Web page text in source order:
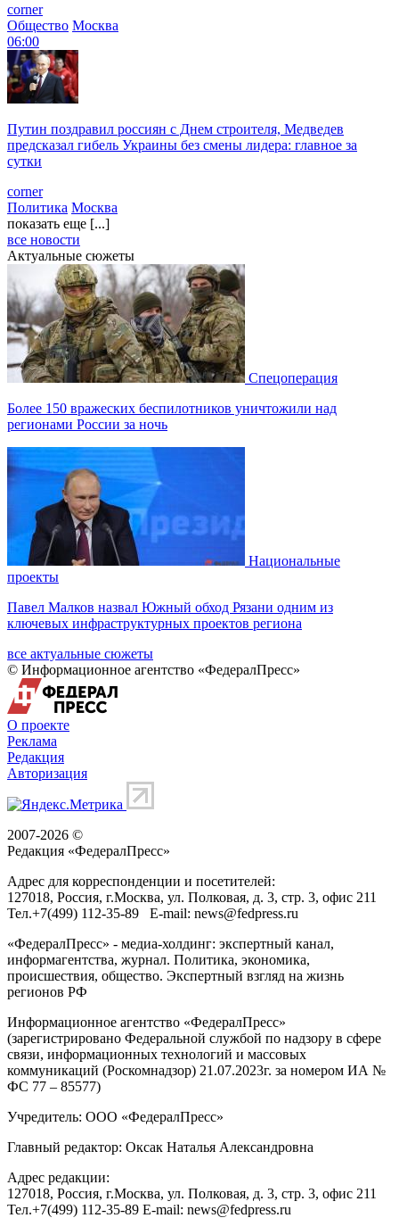
corner
Общество Москва
06:00
Путин поздравил россиян с Днем строителя, Медведев
предсказал гибель Украины без смены лидера: главное за
сутки
corner
Политика Москва
показать еще [...]
все новости
Актуальные сюжеты
Спецоперация
Более 150 вражеских беспилотников уничтожили над
регионами России за ночь
Национальные
проекты
Павел Малков назвал Южный обход Рязани одним из
ключевых инфраструктурных проектов региона
все актуальные сюжеты
© Информационное агентство «ФедералПресс»
О проекте
Реклама
Редакция
Авторизация
2007-2026 ©
Редакция «ФедералПресс»
Адрес для корреспонденции и посетителей:
127018, Россия, г.Москва, ул. Полковая, д. 3, стр. 3, офис 211
Тел.+7(499) 112-35-89 E-mail: news@fedpress.ru
«ФедералПресс» - медиа-холдинг: экспертный канал,
информагентства, журнал. Политика, экономика,
происшествия, общество. Экспертный взгляд на жизнь
регионов РФ
Информационное агентство «ФедералПресс»
(зарегистрировано Федеральной службой по надзору в сфере
связи, информационных технологий и массовых
коммуникаций (Роскомнадзор) 21.07.2023г. за номером ИА №
ФС 77 – 85577)
Учредитель: ООО «ФедералПресс»
Главный редактор: Оксак Наталья Александровна
Адрес редакции:
127018, Россия, г.Москва, ул. Полковая, д. 3, стр. 3, офис 211
Тел.+7(499) 112-35-89 E-mail: news@fedpress.ru